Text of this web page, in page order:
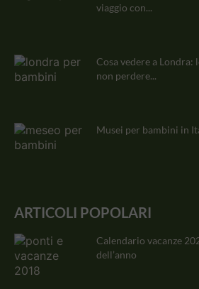
viaggio con...
Cosa vedere a Londra:
non perdere...
Musei per bambini in
ARTICOLI POPOLARI
Calendario vacanze
dell’anno